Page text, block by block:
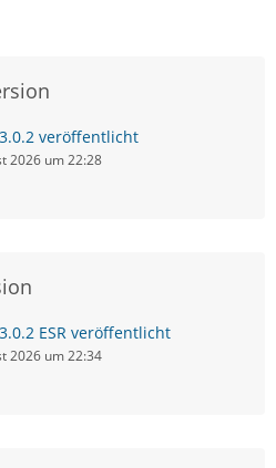
veröffentlicht
2026 um 22:28
ESR veröffentlicht
2026 um 22:34